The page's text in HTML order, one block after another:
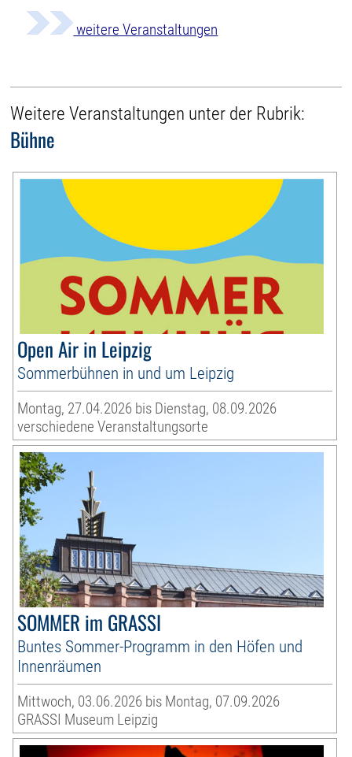
weitere Veranstaltungen
Weitere Veranstaltungen unter der Rubrik:
Bühne
Open Air in Leipzig
Sommerbühnen in und um Leipzig
Montag, 27.04.2026 bis Dienstag, 08.09.2026
verschiedene Veranstaltungsorte
SOMMER im GRASSI
Buntes Sommer-Programm in den Höfen und
Innenräumen
Mittwoch, 03.06.2026 bis Montag, 07.09.2026
GRASSI Museum Leipzig